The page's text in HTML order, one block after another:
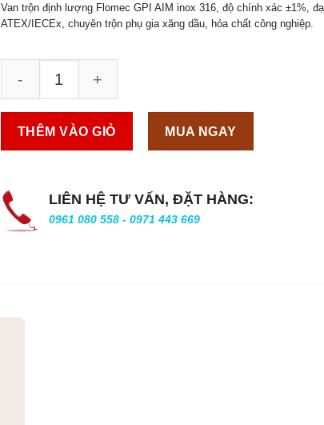
Van trộn định lượng Flomec GPI AIM inox 316, độ chính xác ±1%,
ATEX/IECEx, chuyên trộn phụ gia xăng dầu, hóa chất công nghiệp.
THÊM VÀO GIỎ MUA NGAY
LIÊN HỆ TƯ VẤN, ĐẶT HÀNG:
0961 080 558 - 0971 443 669